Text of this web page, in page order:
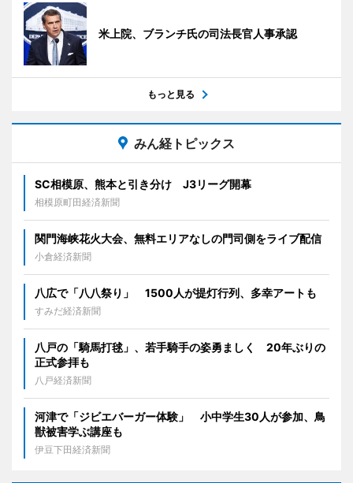
米上院、ブランチ氏の司法長官人事承認
もっと見る
みん経トピックス
SC相模原、熊本と引き分け J3リーグ開幕
相模原町田経済新聞
関門海峡花火大会、無料エリアなしの門司側をライブ配信
小倉経済新聞
八広で「八八祭り」 1500人が提灯行列、多幸アートも
すみだ経済新聞
八戸の「騎馬打毬」、若手騎手の姿勇ましく 20年ぶりの
正式参拝も
八戸経済新聞
河津で「ジビエバーガー体験」 小中学生30人が参加、鳥
獣被害学ぶ講座も
伊豆下田経済新聞